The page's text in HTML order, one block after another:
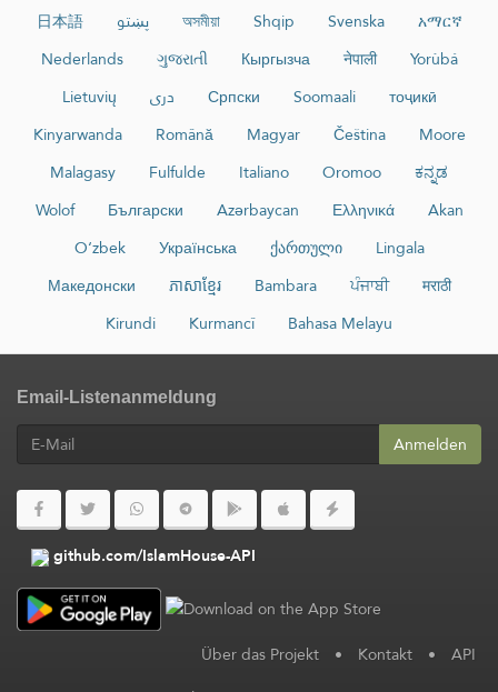
日本語
پښتو অসমীয়া Shqip Svenska
አማርኛ
Nederlands
ગુજરાતી Кыргызча नेपाली
Yorùbá
Lietuvių
دری Српски Soomaali
тоҷикӣ
Kinyarwanda
Română Magyar Čeština
Moore
Malagasy
Fulfulde Italiano Oromoo
ಕನ್ನಡ
Wolof
Български Azərbaycan Ελληνικά
Akan
O‘zbek
Українська ქართული
Lingala
Македонски
ភាសាខ្មែរ Bambara ਪੰਜਾਬੀ
मराठी
Kirundi
Kurmancî Bahasa Melayu
Email-Listenanmeldung
Anmelden
github.com/IslamHouse-API
Über das Projekt • Kontakt • API